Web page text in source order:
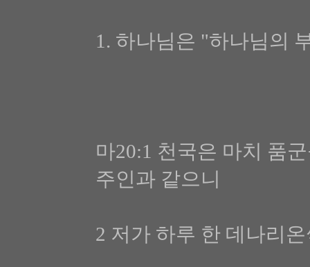
1. 하나님은 "하나님의
마20:1 천국은 마치 품
주인과 같으니
2 저가 하루 한 데나리